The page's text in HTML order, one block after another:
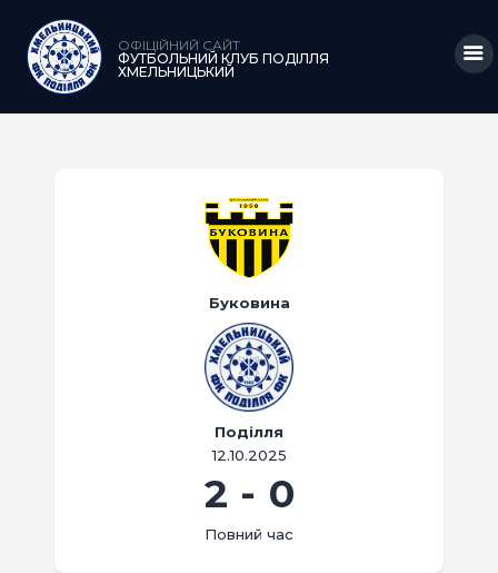
ОФІЦІЙНИЙ САЙТ
ФУТБОЛЬНИЙ КЛУБ ПОДІЛЛЯ
ХМЕЛЬНИЦЬКИЙ
КОМАНДА
АКАДЕМІЯ
КРАМНИЦЯ
Буковина
Поділля
12.10.2025
2 - 0
Повний час